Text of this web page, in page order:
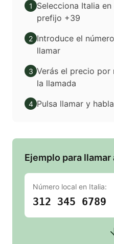
1
Selecciona Italia
prefijo +39
2 Introduce el
llamar
3 Verás el precio por
la llamada
4 Pulsa llamar y
Ejemplo para
Número local en Italia:
312 345 6789